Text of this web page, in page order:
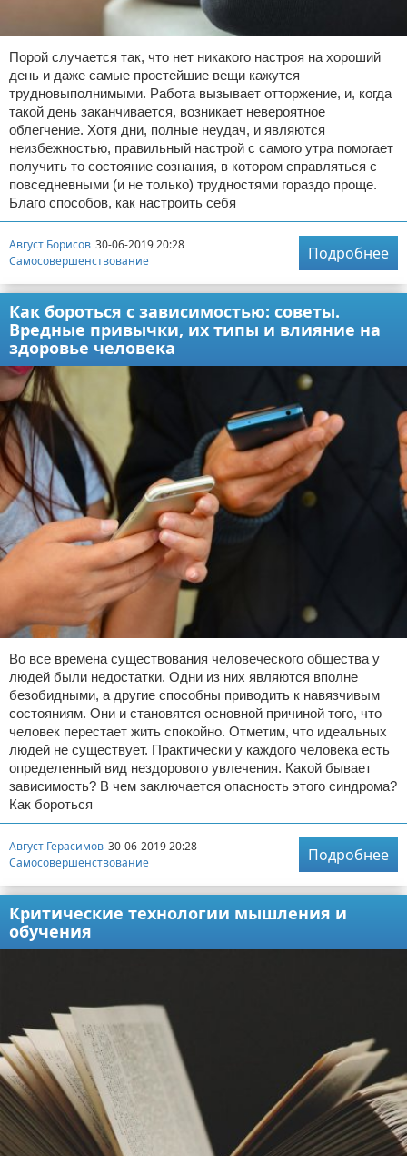
Порой случается так, что нет никакого настроя на хороший
день и даже самые простейшие вещи кажутся
трудновыполнимыми. Работа вызывает отторжение, и, когда
такой день заканчивается, возникает невероятное
облегчение. Хотя дни, полные неудач, и являются
неизбежностью, правильный настрой с самого утра помогает
получить то состояние сознания, в котором справляться с
повседневными (и не только) трудностями гораздо проще.
Благо способов, как настроить себя
Август Борисов 30-06-2019 20:28
Самосовершенствование
Подробнее
Как бороться с зависимостью: советы.
Вредные привычки, их типы и влияние на
здоровье человека
Во все времена существования человеческого общества у
людей были недостатки. Одни из них являются вполне
безобидными, а другие способны приводить к навязчивым
состояниям. Они и становятся основной причиной того, что
человек перестает жить спокойно. Отметим, что идеальных
людей не существует. Практически у каждого человека есть
определенный вид нездорового увлечения. Какой бывает
зависимость? В чем заключается опасность этого синдрома?
Как бороться
Август Герасимов 30-06-2019 20:28
Самосовершенствование
Подробнее
Критические технологии мышления и
обучения